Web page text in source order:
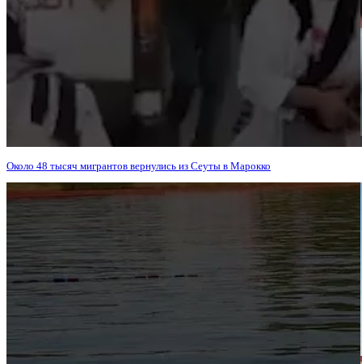
Около 48 тысяч мигрантов вернулись из Сеуты в Марокко